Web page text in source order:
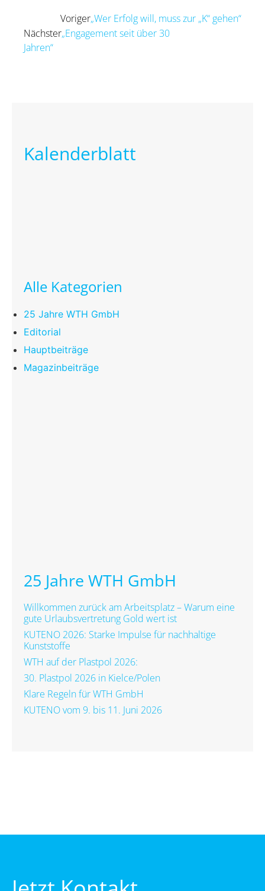
Voriger„Wer Erfolg will, muss zur „K“ gehen“
Nächster„Engagement seit über 30
Jahren“
Kalenderblatt
Alle Kategorien
25 Jahre WTH GmbH
Editorial
Hauptbeiträge
Magazinbeiträge
25 Jahre WTH GmbH
Willkommen zurück am Arbeitsplatz – Warum eine
gute Urlaubsvertretung Gold wert ist
KUTENO 2026: Starke Impulse für nachhaltige
Kunststoffe
WTH auf der Plastpol 2026:
30. Plastpol 2026 in Kielce/Polen
Klare Regeln für WTH GmbH
KUTENO vom 9. bis 11. Juni 2026